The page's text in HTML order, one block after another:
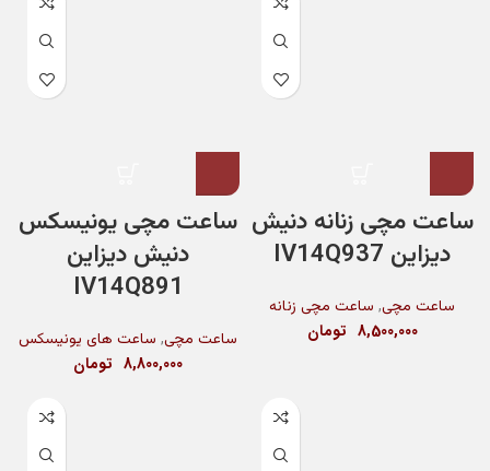
ساعت مچی زنانه دنیش
دیزاین IV14Q937
ساعت مچی, ساعت مچی زنانه
8,500,000 تومان
ساعت مچی یونیسکس
دنیش دیزاین
IV14Q891
ساعت مچی, ساعت های یونیسکس
8,800,000 تومان